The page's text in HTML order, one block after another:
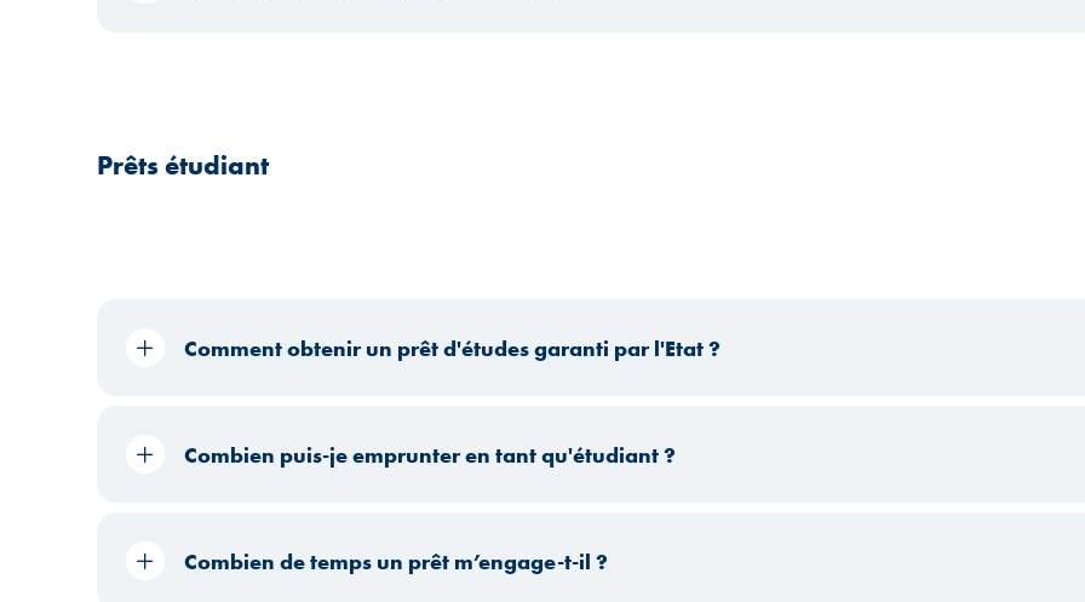
Prêts étudiant
Comment obtenir un prêt d'études garanti par l'Etat ?
Combien puis-je emprunter en tant qu'étudiant ?
Combien de temps un prêt m’engage-t-il ?